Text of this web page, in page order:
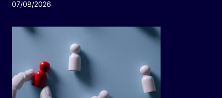
07/08/2026